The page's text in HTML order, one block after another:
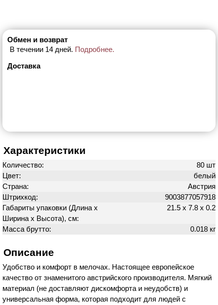
Обмен и возврат
В течении 14 дней. Подробнее.
Доставка
Характеристики
Количество:
80 шт
Цвет:
белый
Страна:
Австрия
Штрихкод:
9003877057918
Габариты упаковки (Длина х
Ширина х Высота), см:
21.5 х 7.8 х 0.2
Масса брутто: 0.018 кг
Описание
Удобство и комфорт в мелочах. Настоящее европейское
качество от знаменитого австрийского производителя. Мягкий
материал (не доставляют дискомфорта и неудобств) и
универсальная форма, которая подходит для людей с